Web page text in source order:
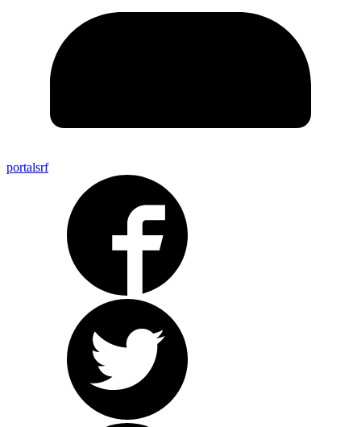
portalsrf